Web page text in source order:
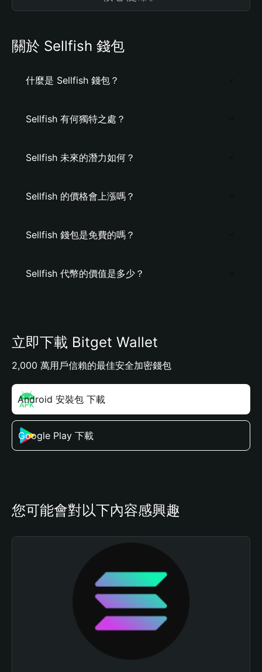
關於 Sellfish 錢包
什麼是 Sellfish 錢包？
Sellfish 有何獨特之處？
Sellfish 未來的潛力如何？
Sellfish 的價格會上漲嗎？
Sellfish 錢包是免費的嗎？
Sellfish 代幣的價值是多少？
立即下載 Bitget Wallet
2,000 萬用戶信賴的最佳安全加密錢包
Android 安裝包 下載
Google Play 下載
您可能會對以下內容感興趣